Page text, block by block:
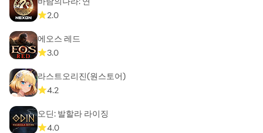
2.0
에오스 레드
3.0
라스트오리진(원스토어)
4.2
오딘: 발할라 라이징
4.0